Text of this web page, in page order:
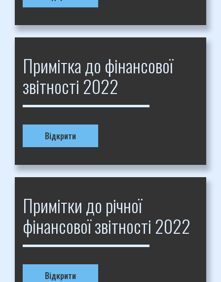
Примітка до фінансової
звітності 2022
Відкрити
Примітки до річної
фінансової звітності 2022
Відкрити